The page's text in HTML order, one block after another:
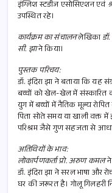
इंग्लिश स्टडीज एसोसिएशन एवं
उपस्थित रहे।
कार्यक्रम का संचालनलेखिका
सी. झाने किया।
पुस्तक परिचय:
डॉ. इंदिरा झा ने बताया कि
बच्चों को खेल-खेल में संस्कारित
युग में बच्चों में नैतिक मूल्य रोपित
पिता सोते समय या खाली वक्त
परिश्रम जैसे गुण सहजता से
अतिथियों के भाव:
लोकार्पणकर्ता प्रो. अरुण कमलने
डॉ. इंदिरा झा ने सरल भाषा और
घर की जरूरत है। गोलू गिलहरी